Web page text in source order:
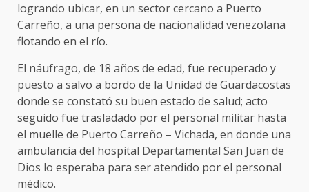
logrando ubicar, en un sector cercano a Puerto
Carreño, a una persona de nacionalidad venezolana
flotando en el río.
El náufrago, de 18 años de edad, fue recuperado y
puesto a salvo a bordo de la Unidad de Guardacostas
donde se constató su buen estado de salud; acto
seguido fue trasladado por el personal militar hasta
el muelle de Puerto Carreño – Vichada, en donde una
ambulancia del hospital Departamental San Juan de
Dios lo esperaba para ser atendido por el personal
médico.